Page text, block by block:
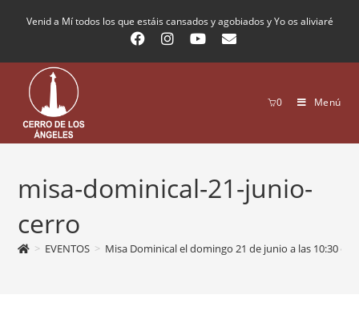
Venid a Mí todos los que estáis cansados y agobiados y Yo os aliviaré
0 Menú
misa-dominical-21-junio-
cerro
> EVENTOS > Misa Dominical el domingo 21 de junio a las 10:30 en